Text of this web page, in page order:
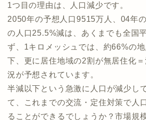
1つ目の理由は、人口減少です。
2050年の予想人口9515万人、04年
の人口25.5%減は、あくまでも全国
ず、1キロメッシュでは、約66%の
下、更に居住地域の2割が無居住化
況が予想されています。
半減以下という急激に人口が減少し
て、これまでの交流・定住対策で人
ることができるでしょうか？市場規